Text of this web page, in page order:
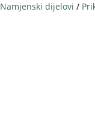
Namjenski dijelovi /